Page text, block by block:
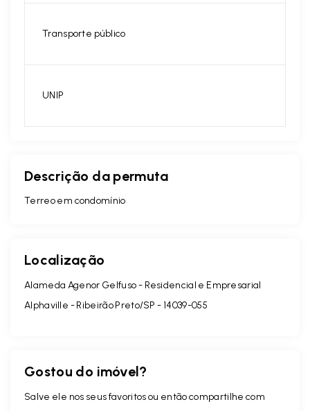
Transporte público
UNIP
Descrição da permuta
Terreo em condomínio
Localização
Alameda Agenor Gelfuso - Residencial e Empresarial
Alphaville - Ribeirão Preto/SP - 14039-055
Gostou do imóvel?
Salve ele nos seus favoritos ou então compartilhe com